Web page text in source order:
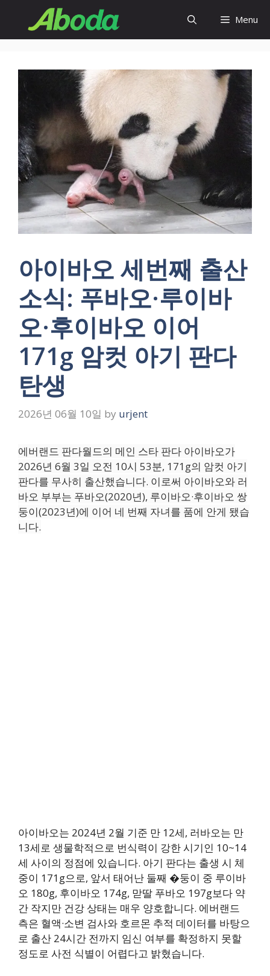
content
Menu
아이바오 세번째 출산
소식: 푸바오·루이바
오·후이바오 이어
171g 암컷 아기 판다
탄생
2026년 06월 10일 by urjent
에버랜드 판다월드의 메인 스타 판다 아이바오가
2026년 6월 3일 오전 10시 53분, 171g의 암컷 아기
판다를 무사히 출산했습니다. 이로써 아이바오와 러
바오 부부는 푸바오(2020년), 루이바오·후이바오 쌍
둥이(2023년)에 이어 네 번째 자녀를 품에 안게 됐습
니다.
아이바오는 2024년 2월 기준 만 12세, 러바오는 만
13세로 생물학적으로 번식력이 강한 시기인 10~14
세 사이의 정점에 있습니다. 아기 판다는 출생 시 체
중이 171g으로, 앞서 태어난 둘째 �둥이 중 루이바
오 180g, 후이바오 174g, 맏딸 푸바오 197g보다 약
간 작지만 건강 상태는 매우 양호합니다. 에버랜드
측은 혈액·소변 검사와 호르몬 추적 데이터를 바탕으
로 출산 24시간 전까지 임신 여부를 확정하지 못할
정도로 사전 식별이 어렵다고 밝혔습니다.